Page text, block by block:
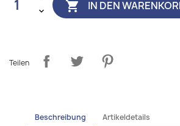
 IN DEN
Teilen
Beschreibung Artikeldetails